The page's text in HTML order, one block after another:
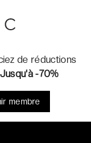
de réductions
Jusqu'à -70%
membre